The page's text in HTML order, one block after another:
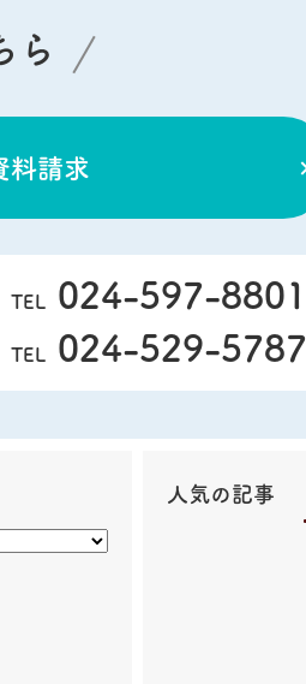
ら
料請求
TEL 024-597-8801
TEL 024-529-5787
人気の記事